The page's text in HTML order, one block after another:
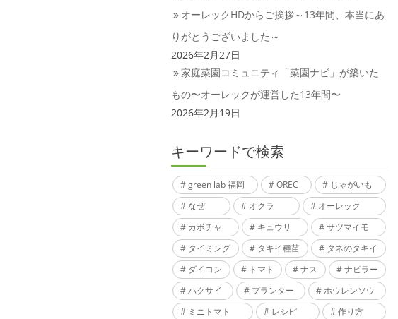
オーレックHDからご挨拶～13年間、本当にあ
りがとうございました～
2026年2月27日
家庭菜園コミュニティ「菜園ナビ」が築いた
もの〜オーレックが運営した13年間〜
2026年2月19日
キーワードで検索
green lab 福岡 OREC
じゃがいも
なぜ
オクラ
オーレック
カボチャ
キュウリ
サツマイモ
タイミング
タキイ種苗
タネのタキイ
ダイコン
トマト ナス
ナビラー
ハクサイ
プランター
ホウレンソウ
ミニトマト
レシピ
作り方